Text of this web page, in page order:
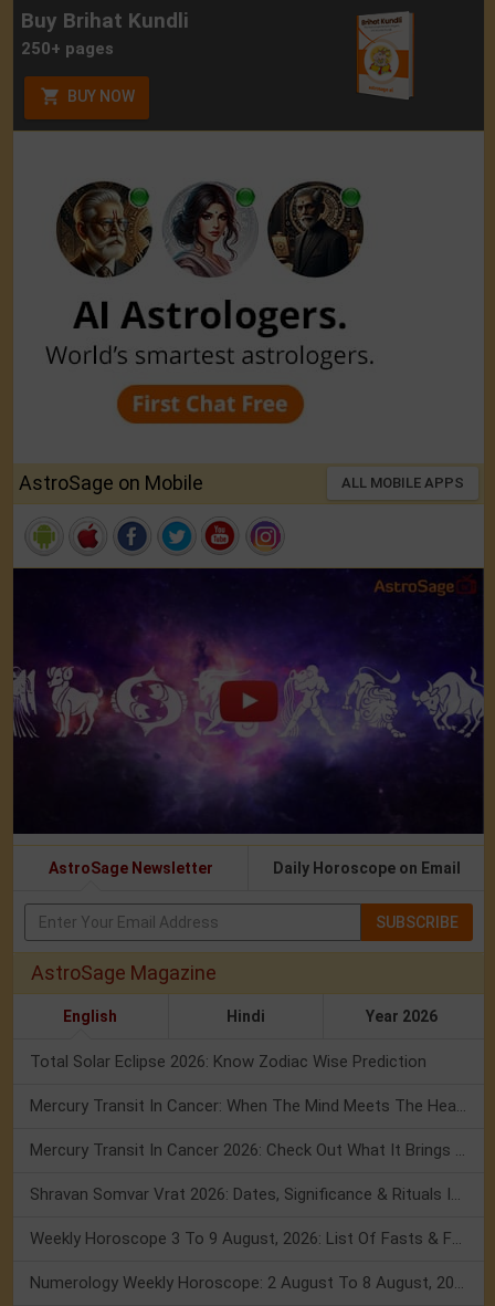
Buy Brihat Kundli
250+ pages
BUY NOW
AstroSage on Mobile ALL MOBILE APPS
AstroSage Newsletter Daily Horoscope on Email
SUBSCRIBE
AstroSage Magazine
English Hindi Year 2026
Total Solar Eclipse 2026: Know Zodiac Wise Prediction